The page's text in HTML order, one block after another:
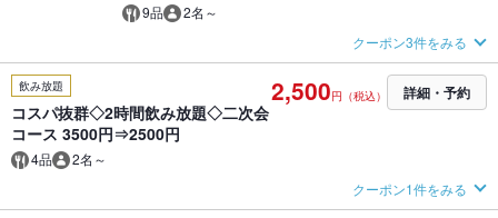
9品 2名～
クーポン3件をみる
飲み放題
コスパ抜群◇2時間飲み放題◇二次会
コース 3500円⇒2500円
4品 2名～
2,500円（税込） 詳細・予約
クーポン1件をみる